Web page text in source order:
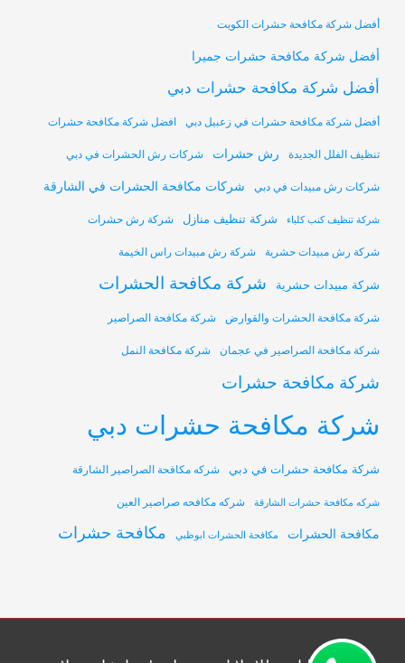
أفضل شركة مكافحة حشرات الكويت
أفضل شركة مكافحة حشرات جميرا
أفضل شركة مكافحة حشرات دبي
أفضل شركة مكافحة حشرات في زعبيل دبي افضل شركة مكافحة حشرات
تنظيف الفلل الجديدة رش حشرات شركات رش الحشرات في دبي
شركات رش مبيدات في دبي شركات مكافحة الحشرات في الشارقة
شركة تنظيف كنب كلباء شركة تنظيف منازل شركة رش حشرات
شركة رش مبيدات حشرية شركة رش مبيدات راس الخيمة
شركة مبيدات حشرية شركة مكافحة الحشرات
شركة مكافحة الحشرات والقوارض شركة مكافحة الصراصير
شركة مكافحة الصراصير في عجمان شركة مكافحة النمل
شركة مكافحة حشرات
شركة مكافحة حشرات دبي
شركة مكافحة حشرات في دبي شركه مكافحة الصراصير الشارقة
شركه مكافحة حشرات الشارقة شركه مكافحه صراصير العين
مكافحة الحشرات مكافحة الحشرات ابوظبي مكافحة حشرات